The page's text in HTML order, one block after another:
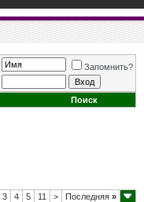
Запомнить?
Поиск
3 4 5 11 > Последняя »